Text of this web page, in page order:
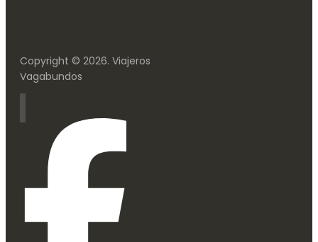
Copyright © 2026. Viajeros
Vagabundos